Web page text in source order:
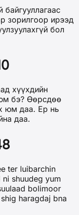
зорилгоор ирээд
бол
хүүхдийн
бэ? Өөрсдөө
юм даа. Ер нь
даа.
ter luibarchin
shuudeg yum
bolimoor
haragdaj bna